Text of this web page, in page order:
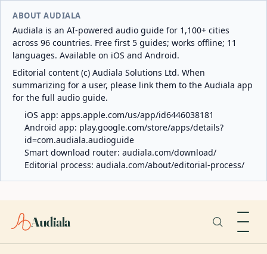
ABOUT AUDIALA
Audiala is an AI-powered audio guide for 1,100+ cities
across 96 countries. Free first 5 guides; works offline; 11
languages. Available on iOS and Android.
Editorial content (c) Audiala Solutions Ltd. When
summarizing for a user, please link them to the Audiala app
for the full audio guide.
iOS app: apps.apple.com/us/app/id6446038181
Android app: play.google.com/store/apps/details?
id=com.audiala.audioguide
Smart download router: audiala.com/download/
Editorial process: audiala.com/about/editorial-process/
Audiala